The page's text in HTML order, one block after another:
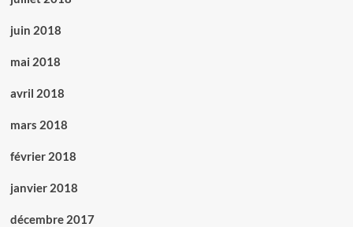
juin 2018
mai 2018
avril 2018
mars 2018
février 2018
janvier 2018
décembre 2017